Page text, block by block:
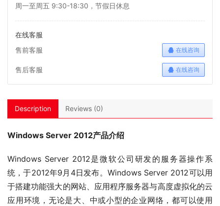
周一至周五 9:30-18:30，节假日休息
在线客服
售前客服
在线咨询
售后客服 在线咨询
Description Reviews (0)
Windows Server 2012产品介绍
Windows Server 2012是微软公司研发的服务器操作系
统，于2012年9月4日发布。Windows Server 2012可以用
于搭建功能强大的网站、应用程序服务器与高度虚拟化的云
应用环境，无论是大、中或小型的企业网络，都可以使用